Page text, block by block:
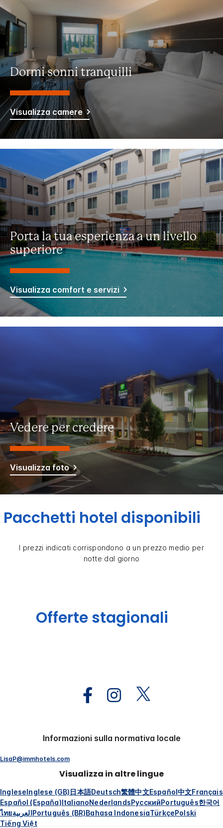
Dormi sonni tranquilli
Visualizza camere
Porta la tua esperienza a un livello
superiore
Visualizza comfort e servizi
Vedere per credere
Visualizza foto
Pacchetti hotel disponibili
I prezzi indicati corrispondono a un prezzo medio per
notte dal giorno
Offerte stagionali
Informazioni sulla normativa locale
LisaP@immhotels.com
Visualizza in altre lingue
IngleseInglese (GB)日本語Deutsch繁體中文Español中文Français
Español (España)ItalianoNederlandsРусскийPortuguês한국어
ไทยالعربيةPortuguês (BR)Bahasa IndonesiaTürkçePolski
Tiếng Việt